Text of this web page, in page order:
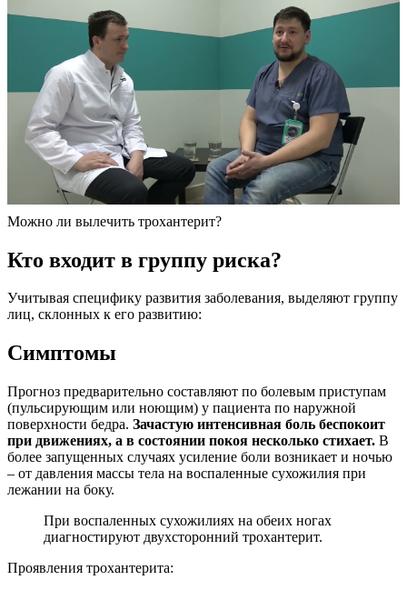
Можно ли вылечить трохантерит?
Кто входит в группу риска?
Учитывая специфику развития заболевания, выделяют группу
лиц, склонных к его развитию:
Симптомы
Прогноз предварительно составляют по болевым приступам
(пульсирующим или ноющим) у пациента по наружной
поверхности бедра. Зачастую интенсивная боль беспокоит
при движениях, а в состоянии покоя несколько стихает. В
более запущенных случаях усиление боли возникает и ночью
– от давления массы тела на воспаленные сухожилия при
лежании на боку.
При воспаленных сухожилиях на обеих ногах
диагностируют двухсторонний трохантерит.
Проявления трохантерита: